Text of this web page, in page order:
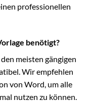
professionellen
benötigt?
meisten gängigen
Wir empfehlen
von Word, um alle
nutzen zu können.